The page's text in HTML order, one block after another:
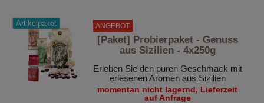
Artikelpaket ANGEBOT
[Paket] Probierpaket - Genuss
aus Sizilien - 4x250g
Erleben Sie den puren Geschmack mit
erlesenen Aromen aus Sizilien
momentan nicht lagernd, Lieferzeit
auf Anfrage